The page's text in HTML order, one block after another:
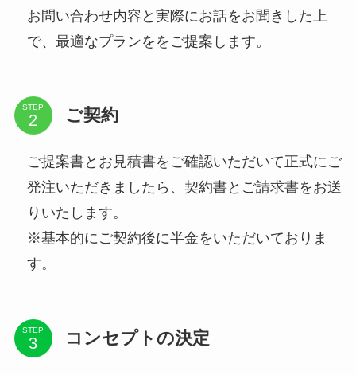
お問い合わせ内容と実際にお話をお聞きした上
で、最適なプランををご提案します。
STEP ご契約
ご提案書とお見積書をご確認いただいて正式にご
発注いただきましたら、契約書とご請求書をお送
りいたします。
※基本的にご契約後に半金をいただいておりま
す。
STEP コンセプトの決定